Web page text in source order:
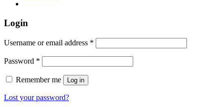
Login
Username or email address *
Password *
Remember me Log in
Lost your password?